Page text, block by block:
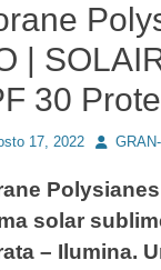
|
30
17, 2022 Autor
Polysianes
solar
– Ilumina.